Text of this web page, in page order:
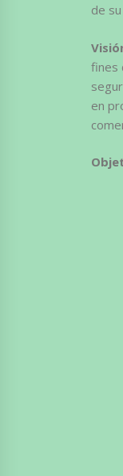
de
fines
en